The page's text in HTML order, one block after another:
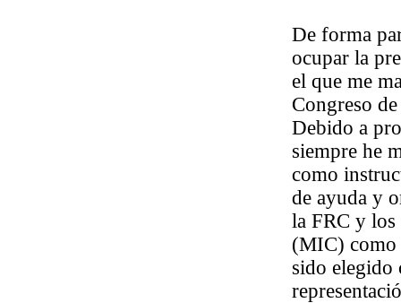
De forma
ocupar la
el que me
Congreso
Debido a
siempre he
como
de ayuda y
la FRC y
(MIC) como
sido elegido